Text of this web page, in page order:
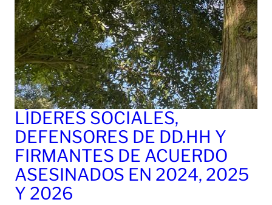
LÍDERES SOCIALES,
DEFENSORES DE DD.HH Y
FIRMANTES DE ACUERDO
ASESINADOS EN 2024, 2025
Y 2026